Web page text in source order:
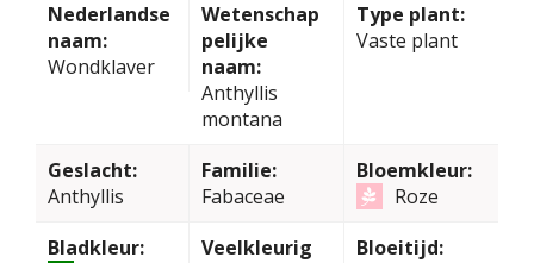
Nederlandse
naam:
Wondklaver
Wetenschap
pelijke
naam:
Anthyllis
montana
Type plant:
Vaste plant
Geslacht:
Anthyllis
Familie:
Fabaceae
Bloemkleur:
Roze
Bladkleur:
Veelkleurig
Bloeitijd: